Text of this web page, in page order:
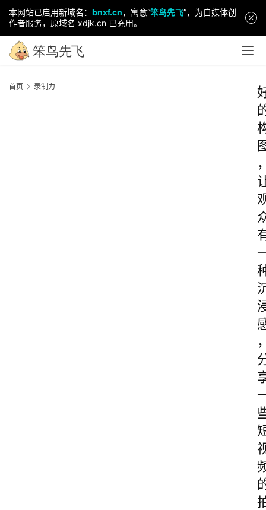
本网站已启用新域名： bnxf.cn，寓意“笨鸟先飞”，为自媒体创
作者服务，原域名 xdjk.cn 已充用。
首页 录制力